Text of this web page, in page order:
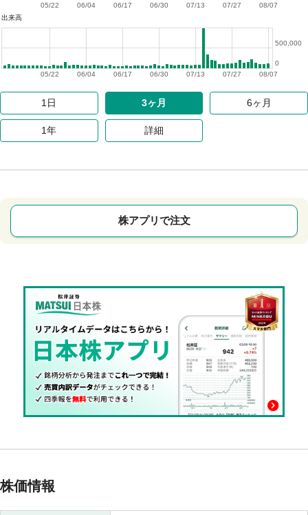
08/07
07/27
07/13
06/30
06/17
06/04
05/22
出来高
08/07
07/27
07/13
06/30
06/17
06/04
05/22
0
500,000
1日 3ヶ月 6ヶ月
1年 詳細
株アプリで注文
株価情報